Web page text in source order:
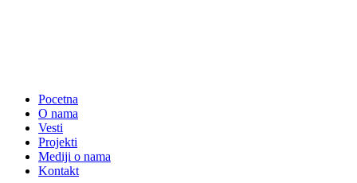
Pocetna
O nama
Vesti
Projekti
Mediji o nama
Kontakt